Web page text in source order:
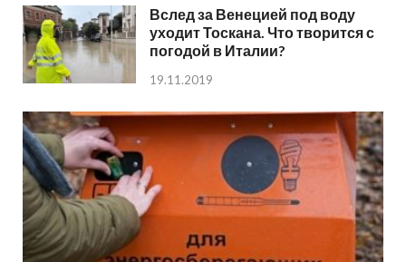
Вслед за Венецией под воду
уходит Тоскана. Что творится с
погодой в Италии?
19.11.2019